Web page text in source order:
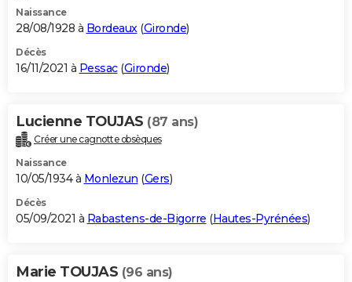
Naissance
28/08/1928 à Bordeaux (Gironde)
Décès
16/11/2021 à Pessac(Gironde)
Lucienne TOUJAS (87 ans)
Créer une cagnotte obsèques
Naissance
10/05/1934 à Monlezun (Gers)
Décès
05/09/2021 à Rabastens-de-Bigorre (Hautes-Pyrénées)
Marie TOUJAS (96 ans)